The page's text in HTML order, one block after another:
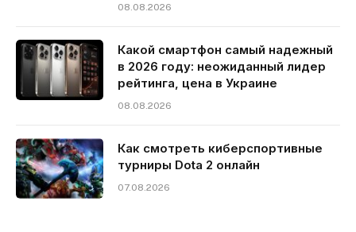
08.08.2026
Какой смартфон самый надежный
в 2026 году: неожиданный лидер
рейтинга, цена в Украине
08.08.2026
Как смотреть киберспортивные
турниры Dota 2 онлайн
07.08.2026